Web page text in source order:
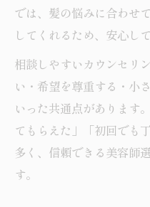
では、髪の悩みに合わせ
してくれるため、安心し
相談しやすいカウンセリ
い・希望を尊重する・小
いった共通点があります
てもらえた」「初回でも
多く、信頼できる美容師
す。